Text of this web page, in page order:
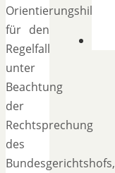
Orientierungshilfe
für den
Regelfall
unter
Beachtung
der
Rechtsprechung
des
Bundesgerichtshofs,